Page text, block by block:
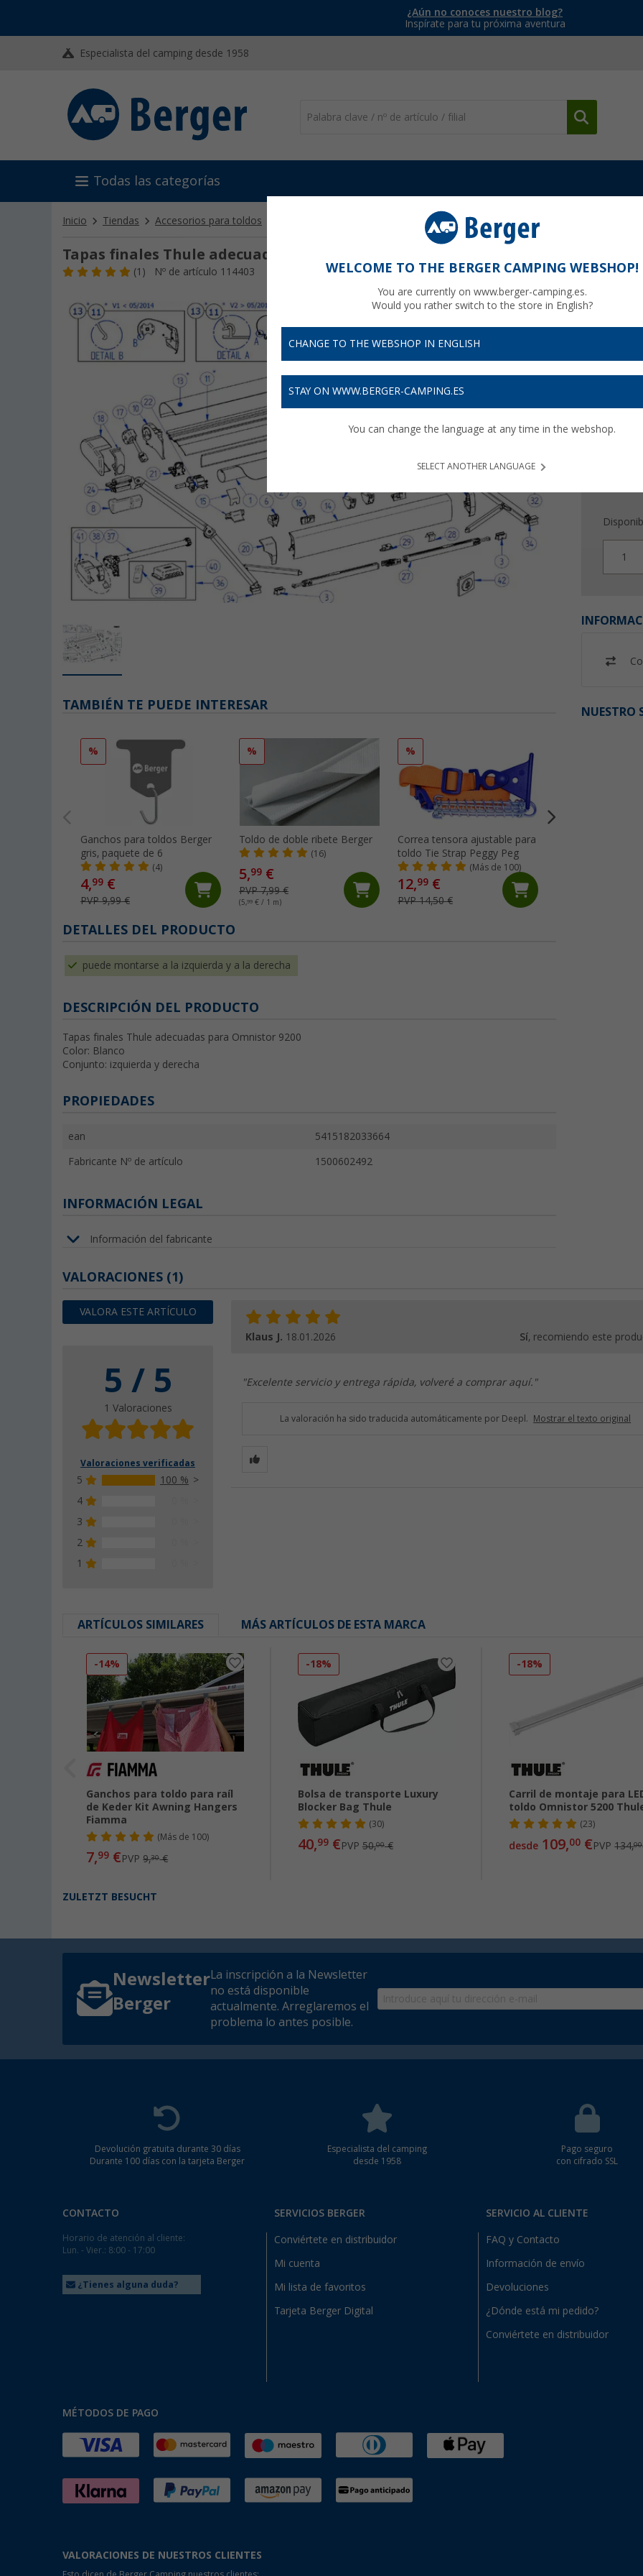
¿Aún no conoces nuestro blog?
Inspírate para tu próxima aventura
Especialista del camping desde 1958
Todas las categorías
Inicio Tiendas Accesorios para toldos Tapas finales Thule adecuadas para Omnistor 9200
Tapas finales Thule adecuadas para Omnistor 9200
(1) Nº de artículo 114403
29,
Precios
Recibe
1
NUESTRO
TAMBIÉN TE PUEDE INTERESAR
%
Ganchos para toldos Berger
gris, paquete de 6
(4)
4,99 €
PVP 9,99 €
%
Toldo de doble ribete Berger
(16)
5,99 €
PVP 7,99 €
(5,99 € / 1 m)
%
Correa tensora ajustable para
toldo Tie Strap Peggy Peg
(Más de 100)
12,99 €
PVP 14,50 €
DETALLES DEL PRODUCTO
puede montarse a la izquierda y a la derecha
DESCRIPCIÓN DEL PRODUCTO
Tapas finales Thule adecuadas para Omnistor 9200
Color: Blanco
Conjunto: izquierda y derecha
PROPIEDADES
ean 5415182033664
Fabricante Nº de artículo 1500602492
INFORMACIÓN LEGAL
Información del fabricante
VALORACIONES (1)
VALORA ESTE ARTÍCULO
5 / 5
1 Valoraciones
Valoraciones verificadas
5
100 %
4
3
2
1
Klaus J. 18.01.2026 Sí, recomiendo este
"Excelente servicio y entrega rápida, volveré a comprar aquí."
La valoración ha sido traducida automáticamente por Deepl. Mostrar el texto original
ARTÍCULOS SIMILARES MÁS ARTÍCULOS DE ESTA MARCA
-14%
Ganchos para toldo para raíl
de Keder Kit Awning Hangers
Fiamma
( Más de 100)
7,99 €PVP9,30€
-18%
Bolsa de transporte Luxury
Blocker Bag Thule
(30)
40,99€PVP 50,00€
-18%
Carril de montaje para
toldo Omnistor 5200
(23)
desde 109,00 €PVP134,00
ZULETZT BESUCHT
Newsletter
Berger
La inscripción a la Newsletter
no está disponible
actualmente. Arreglaremos el
problema lo antes posible.
Devolución gratuita durante 30 días
Durante 100 días con la tarjeta Berger
Especialista del camping
desde 1958
Pago seguro
con cifrado SSL
CONTACTO
Horario de atención al cliente:
Lun. - Vier.: 8:00 - 17:00
¿Tienes alguna duda?
SERVICIOS BERGER
Conviértete en distribuidor
Mi cuenta
Mi lista de favoritos
Tarjeta Berger Digital
SERVICIO AL CLIENTE
FAQ y Contacto
Información de envío
Devoluciones
¿Dónde está mi pedido?
Conviértete en distribuidor
MÉTODOS DE PAGO
VALORACIONES DE NUESTROS CLIENTES
WELCOME TO THE BERGER CAMPING WEBSHOP!
You are currently on www.berger-camping.es.
Would you rather switch to the store in English?
CHANGE TO THE WEBSHOP IN ENGLISH
STAY ON WWW.BERGER-CAMPING.ES
You can change the language at any time in the webshop.
SELECT ANOTHER LANGUAGE